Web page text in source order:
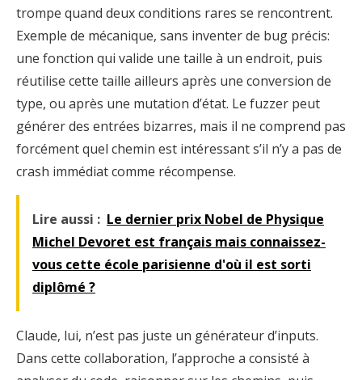
trompe quand deux conditions rares se rencontrent.
Exemple de mécanique, sans inventer de bug précis:
une fonction qui valide une taille à un endroit, puis
réutilise cette taille ailleurs après une conversion de
type, ou après une mutation d’état. Le fuzzer peut
générer des entrées bizarres, mais il ne comprend pas
forcément quel chemin est intéressant s’il n’y a pas de
crash immédiat comme récompense.
Lire aussi : Le dernier prix Nobel de Physique
Michel Devoret est français mais connaissez-
vous cette école parisienne d'où il est sorti
diplômé ?
Claude, lui, n’est pas juste un générateur d’inputs.
Dans cette collaboration, l’approche a consisté à